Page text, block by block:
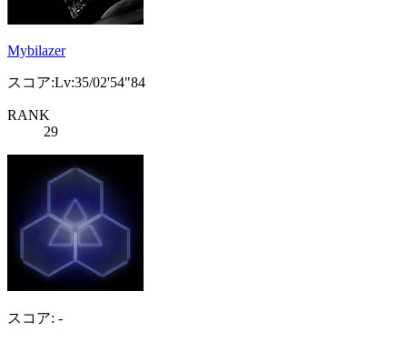
Mybilazer
スコア:Lv:35/02'54"84
RANK
29
スコア: -